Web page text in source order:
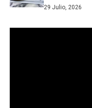
29 Julio, 2026